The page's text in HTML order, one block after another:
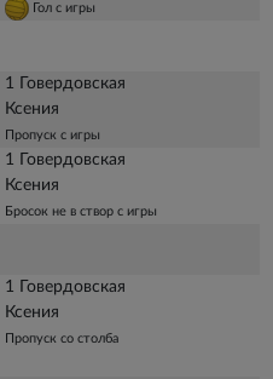
Гол с игры
1 Говердовская
Ксения
Пропуск с игры
1 Говердовская
Ксения
Бросок не в створ с игры
1 Говердовская
Ксения
Пропуск со столба